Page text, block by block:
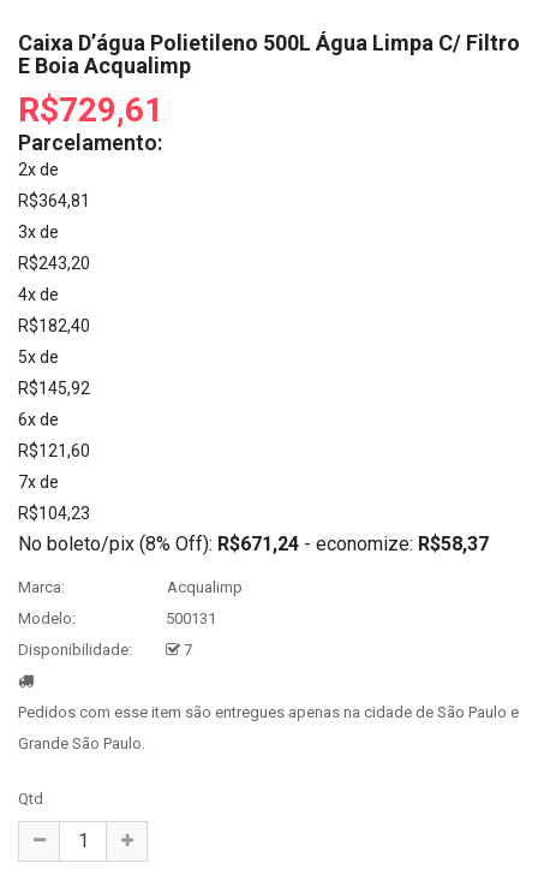
Caixa D’água Polietileno 500L Água Limpa C/ Filtro
E Boia Acqualimp
R$729,61
Parcelamento:
2x de
R$364,81
3x de
R$243,20
4x de
R$182,40
5x de
R$145,92
6x de
R$121,60
7x de
R$104,23
No boleto/pix (8% Off): R$671,24 - economize: R$58,37
Marca:
Acqualimp
Modelo:
500131
Disponibilidade:
7
Pedidos com esse item são entregues apenas na cidade de São Paulo e
Grande São Paulo.
Qtd